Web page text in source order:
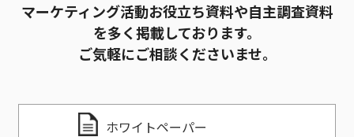
マーケティング活動お役立ち資料や自主調査資料
を多く掲載しております。
ご気軽にご相談くださいませ。
ホワイトペーパー